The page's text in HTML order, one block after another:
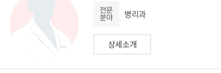
병리과
상세소개